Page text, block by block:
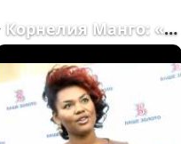
Корнелия Манго: «Мама з...